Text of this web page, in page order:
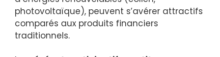
photovoltaïque), peuvent s’avérer attractifs
comparés aux produits financiers
traditionnels.